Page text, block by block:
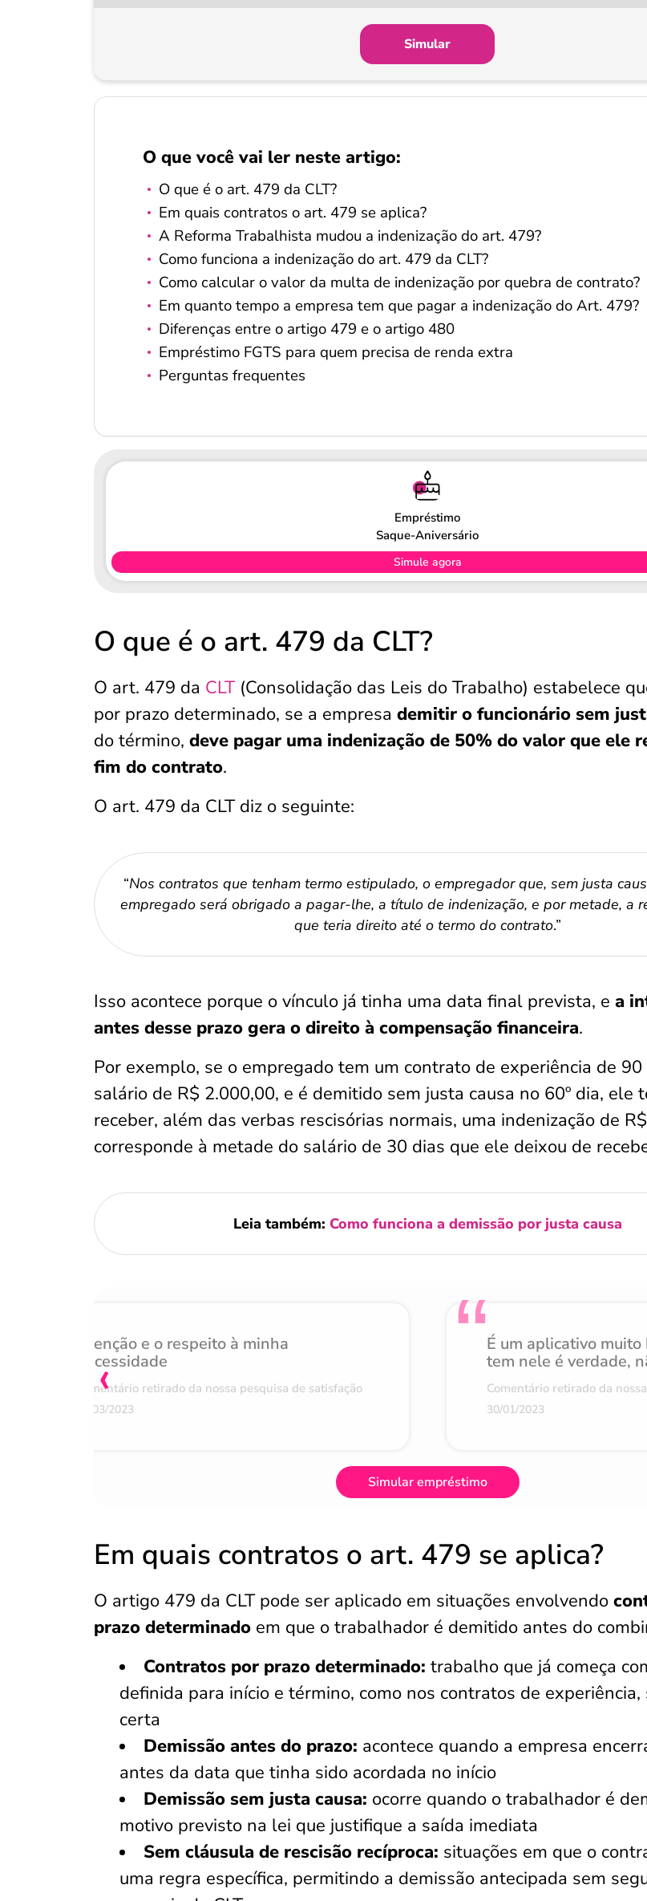
Simular
O que você vai ler neste artigo:
O que é o art. 479 da CLT?
Em quais contratos o art. 479 se aplica?
A Reforma Trabalhista mudou a indenização do art. 479?
Como funciona a indenização do art. 479 da CLT?
Como calcular o valor da multa de indenização por quebra de contrato?
Em quanto tempo a empresa tem que pagar a indenização do Art. 479?
Diferenças entre o artigo 479 e o artigo 480
Empréstimo FGTS para quem precisa de renda extra
Perguntas frequentes
Empréstimo
Saque-Aniversário
Simule agora
O que é o art. 479 da CLT?
O art. 479 da CLT(Consolidação das Leis do Trabalho) estabelece
por prazo determinado, se a empresa demitir o funcionário sem
do término, deve pagar uma indenização de 50% do valor que ele
fim do contrato.
O art. 479 da CLT diz o seguinte:
“Nos contratos que tenham termo estipulado, o empregador que, sem justa
empregado será obrigado a pagar-lhe, a título de indenização, e por metade, a
que teria direito até o termo do contrato.”
Isso acontece porque o vínculo já tinha uma data final prevista, e a
antes desse prazo gera o direito à compensação financeira.
Por exemplo, se o empregado tem um contrato de experiência de 90
salário de R$ 2.000,00, e é demitido sem justa causa no 60º dia, ele
receber, além das verbas rescisórias normais, uma indenização de
corresponde à metade do salário de 30 dias que ele deixou de
Leia também: Como funciona a demissão por justa causa
Atenção e o respeito à minha
necessidade
Comentário retirado da nossa pesquisa de satisfação
07/03/2023
É um aplicativo
tem nele é verdade,
Comentário retirado da
30/01/2023
‹
Simular empréstimo
Em quais contratos o art. 479 se aplica?
O artigo 479 da CLT pode ser aplicado em situações envolvendo
prazo determinado em que o trabalhador é demitido antes do
Contratos por prazo determinado: trabalho que já começa
definida para início e término, como nos contratos de experiência,
certa
Demissão antes do prazo: acontece quando a empresa
antes da data que tinha sido acordada no início
Demissão sem justa causa: ocorre quando o trabalhador é
motivo previsto na lei que justifique a saída imediata
Sem cláusula de rescisão recíproca: situações em que o
uma regra específica, permitindo a demissão antecipada sem